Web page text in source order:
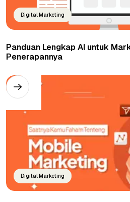
Digital Marketing
Panduan Lengkap AI untuk
Penerapannya
Digital Marketing